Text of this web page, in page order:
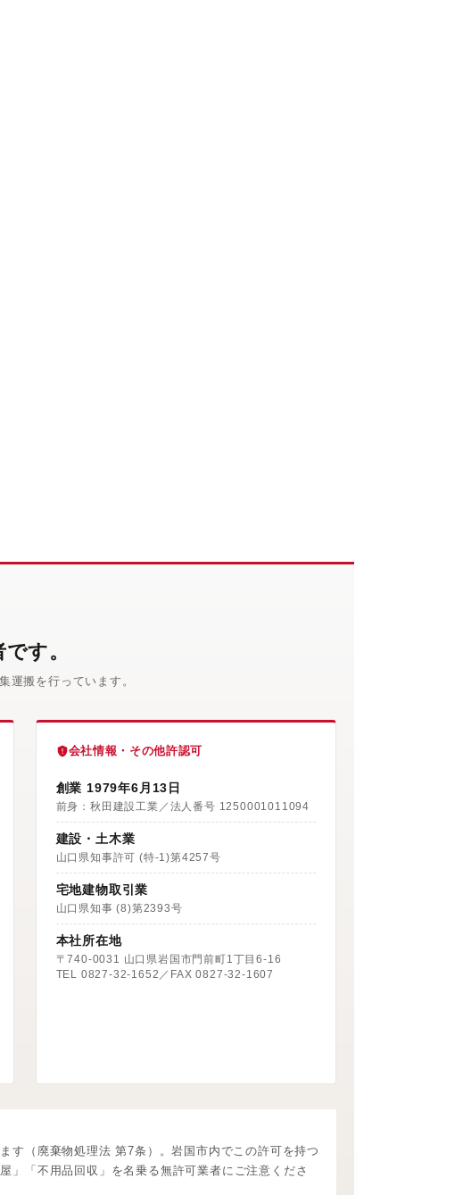
す。
運搬を行っています。
会社情報・その他許認可
創業 1979年6月13日
前身：秋田建設工業／法人番号 1250001011094
建設・土木業
山口県知事許可 (特-1)第4257号
宅地建物取引業
山口県知事 (8)第2393号
本社所在地
〒740-0031 山口県岩国市門前町1丁目6-16
TEL 0827-32-1652／FAX 0827-32-1607
す（廃棄物処理法 第7条）。岩国市内でこの許可を持つ
」「不用品回収」を名乗る無許可業者にご注意くださ